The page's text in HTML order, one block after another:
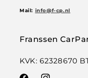
Mail: info@f-cp.nl
Franssen
KVK: 62328670